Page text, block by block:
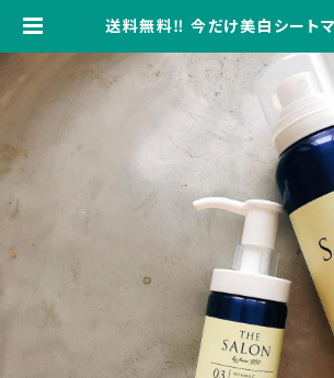
送料無料‼︎ 今だけ美白シートマスク付
イルセット |